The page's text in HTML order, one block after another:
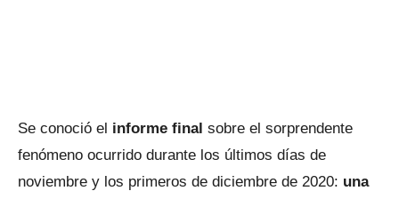
Se conoció el informe final sobre el sorprendente
fenómeno ocurrido durante los últimos días de
noviembre y los primeros de diciembre de 2020: una